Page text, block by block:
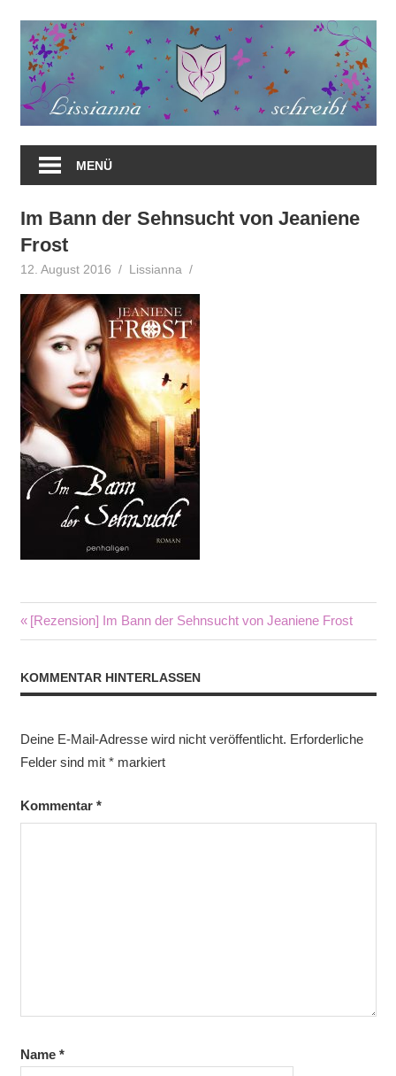
springen
MENÜ
Im Bann der Sehnsucht von Jeaniene
Frost
12. August 2016 Lissianna
Beitragsnavigation
Vorheriger
Beitrag:
[Rezension] Im Bann der Sehnsucht von Jeaniene Frost
KOMMENTAR HINTERLASSEN
Deine E-Mail-Adresse wird nicht veröffentlicht. Erforderliche
Felder sind mit *markiert
Kommentar *
Name *